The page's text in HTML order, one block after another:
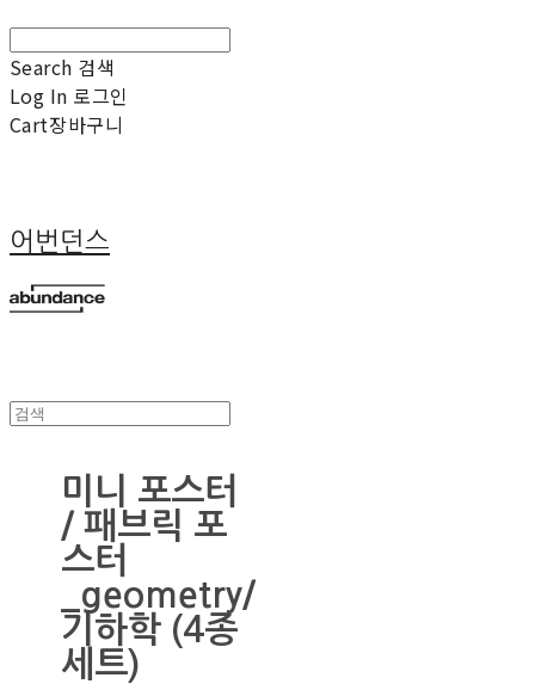
Search 검색
Log In 로그인
Cart장바구니
어번던스
미니 포스터
/ 패브릭 포
스터
_geometry/
기하학 (4종
세트)